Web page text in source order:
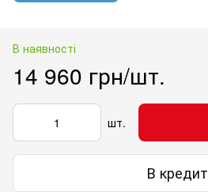
В наявності
14 960 грн/шт.
шт.
В кредит